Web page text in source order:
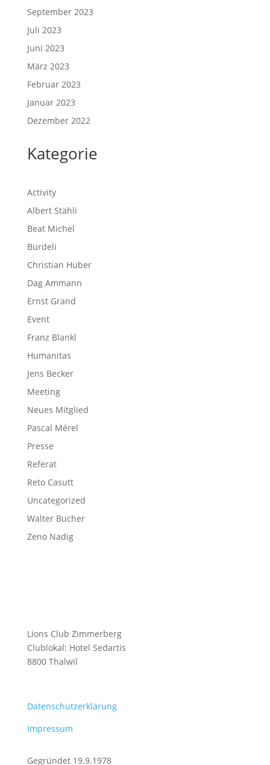
September 2023
Juli 2023
Juni 2023
März 2023
Februar 2023
Januar 2023
Dezember 2022
Kategorie
Activity
Albert Stähli
Beat Michel
Bürdeli
Christian Huber
Dag Ammann
Ernst Grand
Event
Franz Blankl
Humanitas
Jens Becker
Meeting
Neues Mitglied
Pascal Mérel
Presse
Referat
Reto Casutt
Uncategorized
Walter Bucher
Zeno Nadig
Lions Club Zimmerberg
Clublokal: Hotel Sedartis
8800 Thalwil
Datenschutzerklärung
Impressum
Gegründet 19.9.1978